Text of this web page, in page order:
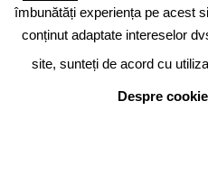
DESPRE NOI ADVERTISING
POLITICA DE
îmbunătăți experiența pe acest
conținut adaptate intereselor
site, sunteți de acord cu
Despre